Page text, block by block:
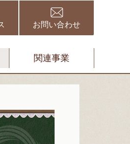
お問い合わせ
矢取クリニック
関連事業